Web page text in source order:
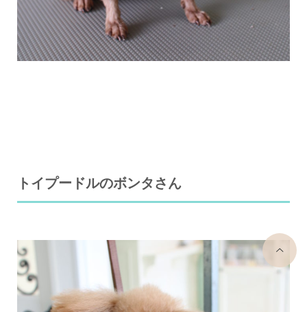
トイプードルのボンタさん
top